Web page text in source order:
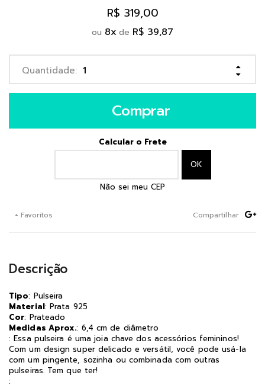
R$ 319,00
ou 8x de R$ 39,87
Comprar
Calcular o Frete
Não sei meu CEP
+ Favoritos Compartilhar
Descrição
Tipo: Pulseira
Material: Prata 925
Cor: Prateado
Medidas Aprox.: 6,4 cm de diâmetro
: Essa pulseira é uma joia chave dos acessórios femininos!
Com um design super delicado e versátil, você pode usá-la
com um pingente, sozinha ou combinada com outras
pulseiras. Tem que ter!
: